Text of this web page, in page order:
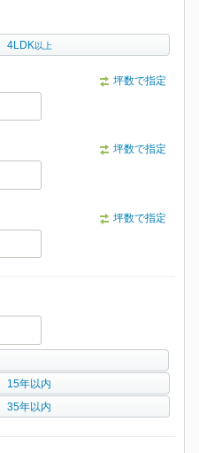
4LDK 以上
坪数で指定
坪数で指定
坪数で指定
15年以内
35年以内